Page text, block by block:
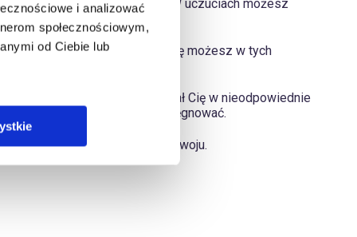
i analizować
społecznościowym,
od Ciebie lub
przez siebie dziedzinie. W uczuciach możesz
Zawodowo sprawdzić się możesz w tych
samotnością nie popychał Cię w nieodpowiednie
słuchać – warto tę cechę pielęgnować.
nam przeszkadzać w rozwoju.